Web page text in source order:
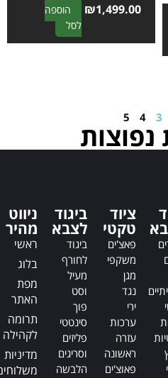
₪1,499.00
הוספה
לסל
A
l
i
3
4
5
ציוד
טקטי
פאצ'ים
משקפי
מגן
נגד
ירי
ערכות
עזרה
ראשונה
פאוצ'ים
ביגוד
לצבא
ביגוד
לחורף
מעיל
וסט
פוך
סינטטי
פליזים
וסריגים
הלבשה
ניווט
מהיר
ראשי
בלוג
מפת
האתר
תרומה
לקהילה
מדיניות